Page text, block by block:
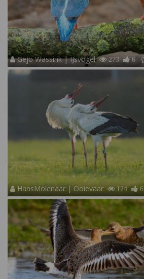
Gejo Wassink | IJsvogel 273 6
HansMolenaar | Ooievaar 124 6